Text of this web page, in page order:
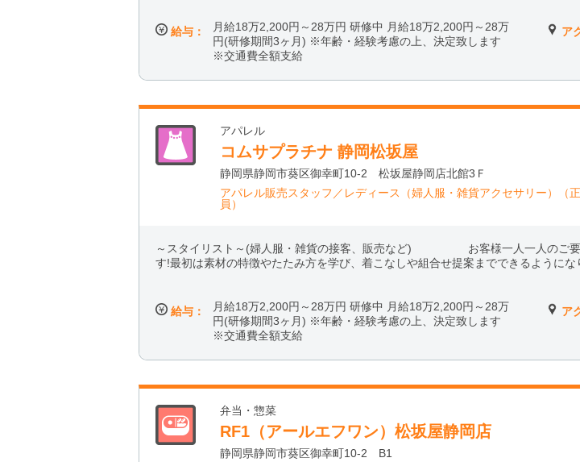
給与：
月給18万2,200円～28万円 研修中 月給18万2,200円～28万
円(研修期間3ヶ月) ※年齢・経験考慮の上、決定致します
※交通費全額支給
ア
アパレル
コムサプラチナ 静岡松坂屋
静岡県静岡市葵区御幸町10-2 松坂屋静岡店北館3Ｆ
アパレル販売スタッフ／レディース（婦人服・雑貨アクセサリー）（
員）
～スタイリスト～(婦人服・雑貨の接客、販売など) お客様一人一人のご要望
す!最初は素材の特徴やたたみ方を学び、着こなしや組合せ提案までできるように
給与：
月給18万2,200円～28万円 研修中 月給18万2,200円～28万
円(研修期間3ヶ月) ※年齢・経験考慮の上、決定致します
※交通費全額支給
ア
弁当・惣菜
RF1（アールエフワン）松坂屋静岡店
静岡県静岡市葵区御幸町10-2 B1